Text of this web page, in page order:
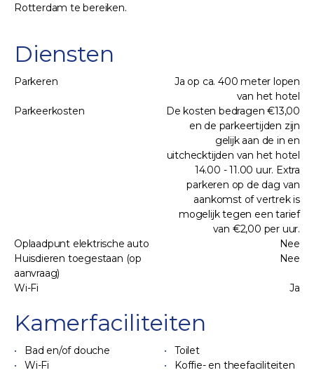
Rotterdam te bereiken.
Diensten
Parkeren
Ja op ca. 400 meter lopen
van het hotel
Parkeerkosten
De kosten bedragen €13,00
en de parkeertijden zijn
gelijk aan de in en
uitchecktijden van het hotel
14.00 - 11.00 uur. Extra
parkeren op de dag van
aankomst of vertrek is
mogelijk tegen een tarief
van €2,00 per uur.
Oplaadpunt elektrische auto
Nee
Huisdieren toegestaan (op
aanvraag)
Nee
Wi-Fi Ja
Kamerfaciliteiten
Bad en/of douche
Toilet
Wi-Fi
Koffie- en theefaciliteiten